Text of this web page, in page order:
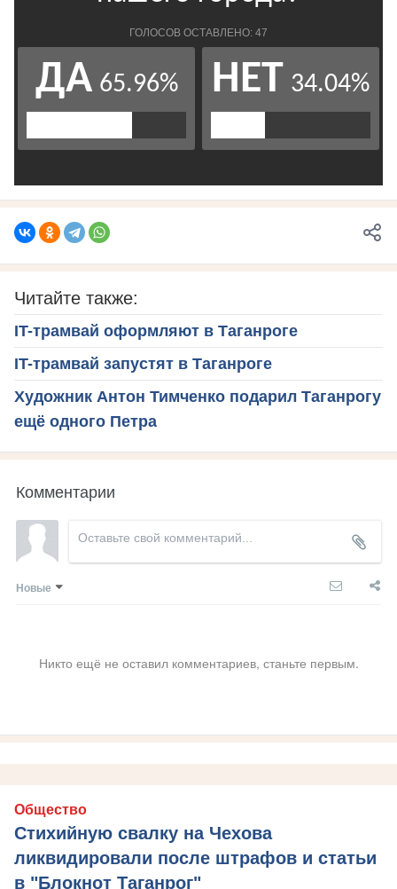
Читайте также:
IT-трамвай оформляют в Таганроге
IT-трамвай запустят в Таганроге
Художник Антон Тимченко подарил Таганрогу
ещё одного Петра
Комментарии
Новые
Никто ещё не оставил комментариев, станьте первым.
Общество
Стихийную свалку на Чехова
ликвидировали после штрафов и статьи
в "Блокнот Таганрог"